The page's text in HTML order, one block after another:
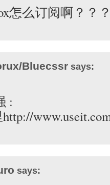
怎么订阅啊？？？
Bluecssr says:
:
says: